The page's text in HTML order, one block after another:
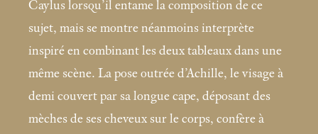
Caylus lorsqu’il entame la composition de ce
sujet, mais se montre néanmoins interprète
inspiré en combinant les deux tableaux dans une
même scène. La pose outrée d’Achille, le visage à
demi couvert par sa longue cape, déposant des
mèches de ses cheveux sur le corps, confère à